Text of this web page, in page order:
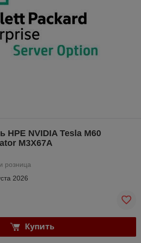
HPE NVIDIA Tesla M60
M3X67A
розница
2026
Купить